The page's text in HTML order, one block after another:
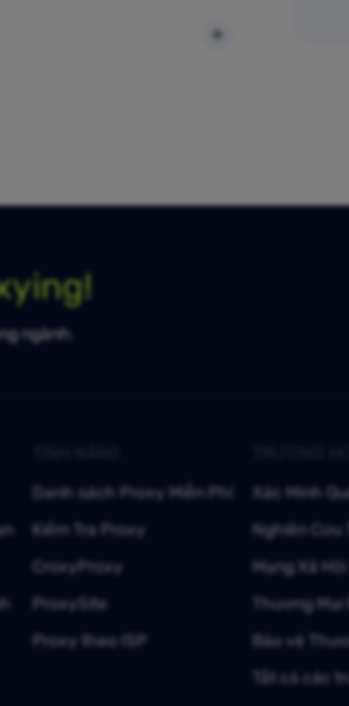
ngành.
Danh sách Proxy Miễn Phí
Kiểm Tra Proxy
CroxyProxy
ProxySite
Proxy theo ISP
Xác Minh
Nghiên Cứu
Mạng Xã Hội
Thương Mại
Bảo vệ
Tất cả các